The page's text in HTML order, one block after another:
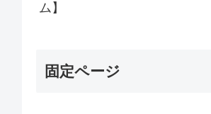
ム】
固定ページ